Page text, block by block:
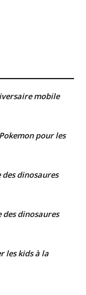
mobile
pour les
des dinosaures
des dinosaures
les kids à la